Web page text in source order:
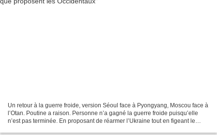
Un retour à la guerre froide, version Séoul face à Pyongyang, Moscou face à
l’Otan. Poutine a raison. Personne n’a gagné la guerre froide puisqu’elle
n’est pas terminée. En proposant de réarmer l’Ukraine tout en figeant le